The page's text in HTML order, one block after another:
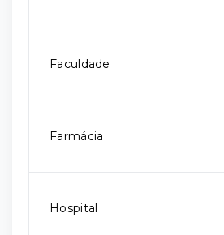
Faculdade
Farmácia
Hospital